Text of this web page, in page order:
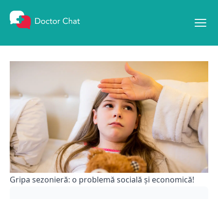
Gripa sezonieră: o problemă socială și economică!